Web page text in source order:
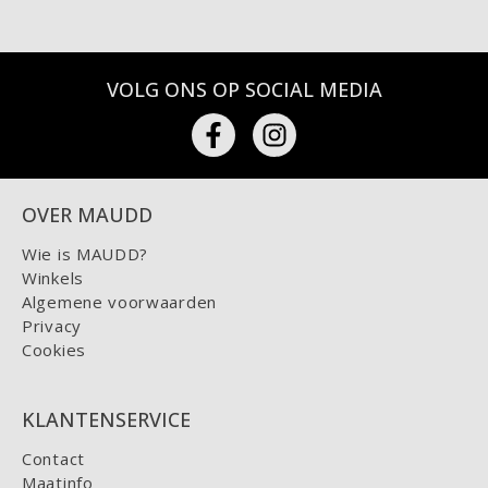
VOLG ONS OP SOCIAL MEDIA
OVER MAUDD
Wie is MAUDD?
Winkels
Algemene voorwaarden
Privacy
Cookies
KLANTENSERVICE
Contact
Maatinfo